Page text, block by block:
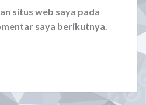
situs web saya pada
saya berikutnya.